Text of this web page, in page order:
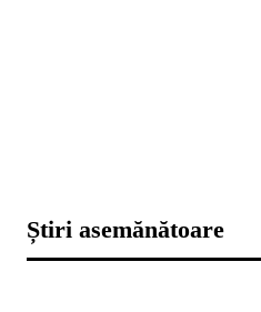
Știri asemănătoare